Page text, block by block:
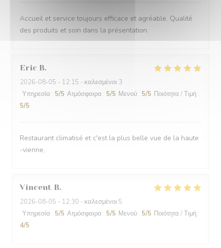
Accueil et service toujours efficace et agréable. Qualité
des produits et soin dans la présentation.
Eric B
2026-08-05 - 12:15 - καλεσμένοι 3
Υπηρεσία : 5/5 Ατμόσφαιρα : 5/5 Μενού : 5/5 Ποιότητα / Τιμή :
5/5
Restaurant climatisé et c'est la plus belle vue de la haute
-vienne,
Vincent B
2026-08-05 - 12:30 - καλεσμένοι 5
Υπηρεσία : 5/5 Ατμόσφαιρα : 5/5 Μενού : 5/5 Ποιότητα / Τιμή :
4/5